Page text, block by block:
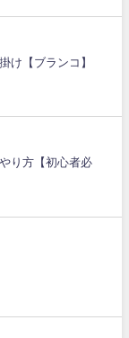
け【ブランコ】
り方【初心者必